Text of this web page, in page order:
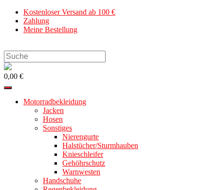
Zum
Inhalt
springen
Kostenloser Versand ab 100 €
Zahlung
Meine Bestellung
Search
this
website
0,00 €
Motorradbekleidung
Jacken
Hosen
Sonstiges
Nierengurte
Halstücher/Sturmhauben
Knieschleifer
Gehöhrschutz
Warnwesten
Handschuhe